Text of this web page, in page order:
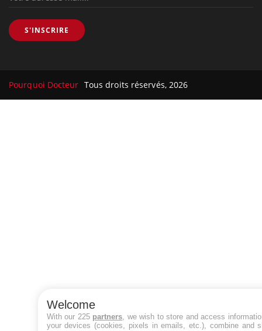
S'INSCRIRE
Pourquoi Docteur Tous droits réservés, 2026
Welcome
With our 225 partners , we wish to store and access
your devices (cookies, pixels in emails, etc.), combine and